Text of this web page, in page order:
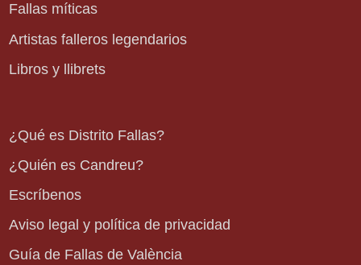
Fallas míticas
Artistas falleros legendarios
Libros y llibrets
¿Qué es Distrito Fallas?
¿Quién es Candreu?
Escríbenos
Aviso legal y política de privacidad
Guía de Fallas de València